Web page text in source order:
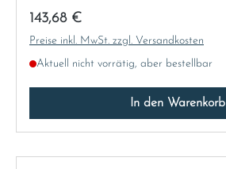
Regulärer Preis:
143,68 €
Preise inkl. MwSt. zzgl. Versandkosten
Aktuell nicht vorrätig, aber bestellbar
In den Warenkorb